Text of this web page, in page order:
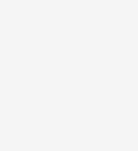
серед яких: USB 3.2 /
Lock.